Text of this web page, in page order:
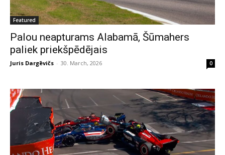
Featured
Palou neapturams Alabamā, Šūmahers
paliek priekšpēdējais
Juris Dargēvičs - 30. March, 2026 0